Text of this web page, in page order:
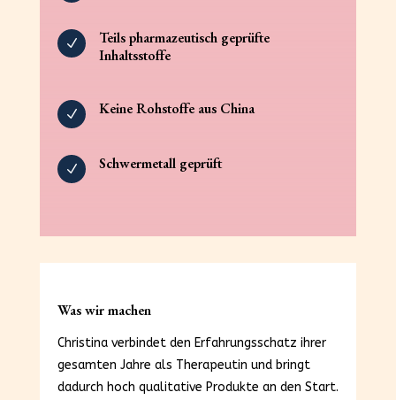
N
Teils pharmazeutisch geprüfte
Inhaltsstoffe
N Keine Rohstoffe aus China
N Schwermetall geprüft
Was wir machen
Christina verbindet den Erfahrungsschatz ihrer
gesamten Jahre als Therapeutin und bringt
dadurch hoch qualitative Produkte an den Start.